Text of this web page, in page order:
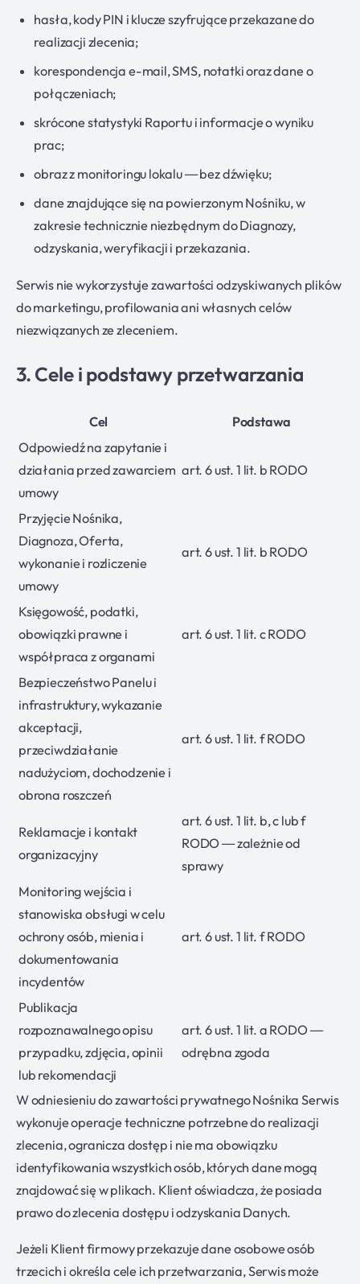
hasła, kody PIN i klucze szyfrujące przekazane do
realizacji zlecenia;
korespondencja e-mail, SMS, notatki oraz dane o
połączeniach;
skrócone statystyki Raportu i informacje o wyniku
prac;
obraz z monitoringu lokalu — bez dźwięku;
dane znajdujące się na powierzonym Nośniku, w
zakresie technicznie niezbędnym do Diagnozy,
odzyskania, weryfikacji i przekazania.
Serwis nie wykorzystuje zawartości odzyskiwanych plików
do marketingu, profilowania ani własnych celów
niezwiązanych ze zleceniem.
3. Cele i podstawy przetwarzania
Cel
Podstawa
Odpowiedź na zapytanie i
działania przed zawarciem
umowy
art. 6 ust. 1 lit. b RODO
Przyjęcie Nośnika,
Diagnoza, Oferta,
wykonanie i rozliczenie
umowy
art. 6 ust. 1 lit. b RODO
Księgowość, podatki,
obowiązki prawne i
współpraca z organami
art. 6 ust. 1 lit. c RODO
Bezpieczeństwo Panelu i
infrastruktury, wykazanie
akceptacji,
przeciwdziałanie
nadużyciom, dochodzenie i
obrona roszczeń
art. 6 ust. 1 lit. f RODO
Reklamacje i kontakt
organizacyjny
art. 6 ust. 1 lit. b, c lub f
RODO — zależnie od
sprawy
Monitoring wejścia i
stanowiska obsługi w celu
ochrony osób, mienia i
dokumentowania
incydentów
art. 6 ust. 1 lit. f RODO
Publikacja
rozpoznawalnego opisu
przypadku, zdjęcia, opinii
lub rekomendacji
art. 6 ust. 1 lit. a RODO —
odrębna zgoda
W odniesieniu do zawartości prywatnego Nośnika Serwis
wykonuje operacje techniczne potrzebne do realizacji
zlecenia, ogranicza dostęp i nie ma obowiązku
identyfikowania wszystkich osób, których dane mogą
znajdować się w plikach. Klient oświadcza, że posiada
prawo do zlecenia dostępu i odzyskania Danych.
Jeżeli Klient firmowy przekazuje dane osobowe osób
trzecich i określa cele ich przetwarzania, Serwis może